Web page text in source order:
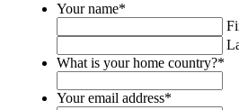
Your name*
What is your home country?*
Your email address*